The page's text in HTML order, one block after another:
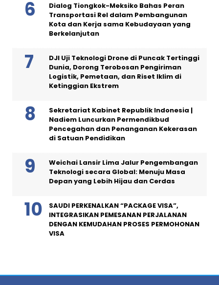
Dialog Tiongkok-Meksiko Bahas Peran
Transportasi Rel dalam Pembangunan
Kota dan Kerja sama Kebudayaan yang
Berkelanjutan
DJI Uji Teknologi Drone di Puncak Tertinggi
Dunia, Dorong Terobosan Pengiriman
Logistik, Pemetaan, dan Riset Iklim di
Ketinggian Ekstrem
Sekretariat Kabinet Republik Indonesia |
Nadiem Luncurkan Permendikbud
Pencegahan dan Penanganan Kekerasan
di Satuan Pendidikan
Weichai Lansir Lima Jalur Pengembangan
Teknologi secara Global: Menuju Masa
Depan yang Lebih Hijau dan Cerdas
SAUDI PERKENALKAN “PACKAGE VISA”,
INTEGRASIKAN PEMESANAN PERJALANAN
DENGAN KEMUDAHAN PROSES PERMOHONAN
VISA